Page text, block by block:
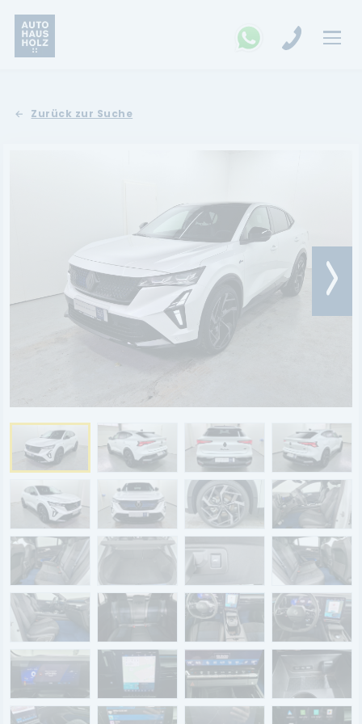
Land Rover
Renault
SERVICE
Aktionsfahrzeuge
AutoAbo
Gewerbekunden
Probefahrt
Mietwagen
WERKSTATTTERMIN
Teile & Zubehör
Zurück zur Suche